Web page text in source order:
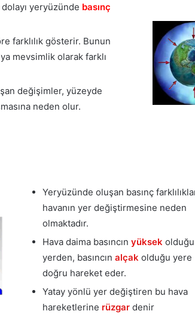
yeryüzünde basınç
farklılık gösterir. Bunun
mevsimlik olarak farklı
değişimler, yüzeyde
neden olur.
Yeryüzünde oluşan basınç
havanın yer değiştirmesine neden
olmaktadır.
Hava daima basıncınyüksekolduğu
yerden, basıncınalçakolduğu yere
doğru hareket eder.
Yatay yönlü yer değiştiren bu hava
hareketlerine rüzgar denir